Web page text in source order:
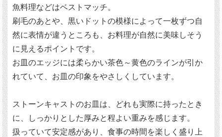
魚料理などはベストマッチ。
刷毛のあとや、黒いドットの模様によって一枚ずつ自
然に表情が違うところも、お料理が自然に美味しそう
に見えるポイントです。
お皿のエッジには柔らかい茶色～黄色のラインが引か
れていて、お皿の印象をやさしくしています。
ストーンキャストのお皿は、どれも実際に持ったとき
に、しっかりとした厚みと程よい重みを感じます。
扱っていて安定感があり、食事の時間を楽しく盛り上